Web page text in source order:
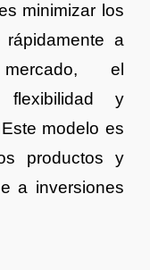
minimizar los
a
el
y
modelo es
productos y
a inversiones